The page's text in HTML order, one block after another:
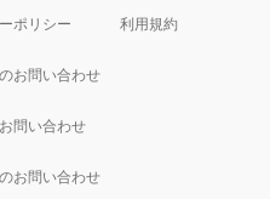
ポリシー 利用規約
お問い合わせ
問い合わせ
お問い合わせ